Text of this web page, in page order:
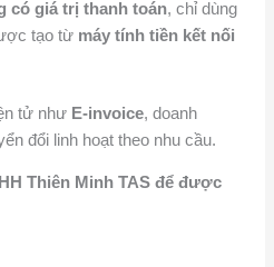
có giá trị thanh toán, chỉ dùng
tạo từ máy tính tiền kết nối
tử như E-invoice, doanh
đổi linh hoạt theo nhu cầu.
Thiên Minh TAS để được